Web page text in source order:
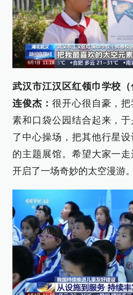
武汉市江汉区红领巾学校
连俊杰： 很开心很自豪，
素和口袋公园结合起来，
了中心操场，把其他行星
的主题展馆。希望大家一
开启了一场奇妙的太空漫游。